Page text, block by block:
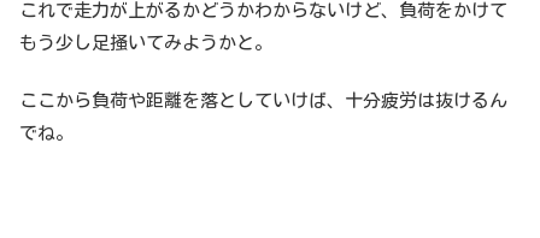
これで走力が上がるかどうかわからないけど、負荷をかけて
もう少し足掻いてみようかと。
ここから負荷や距離を落としていけば、十分疲労は抜けるん
でね。